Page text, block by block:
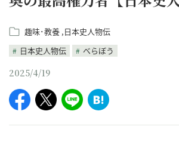
趣味･教養 日本史人物伝
日本史人物伝
べらぼう
2025/4/19